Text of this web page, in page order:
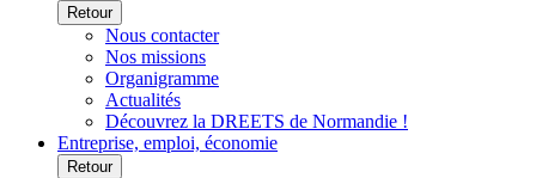
Retour
Nous contacter
Nos missions
Organigramme
Actualités
Découvrez la DREETS de Normandie !
Entreprise, emploi, économie
Retour